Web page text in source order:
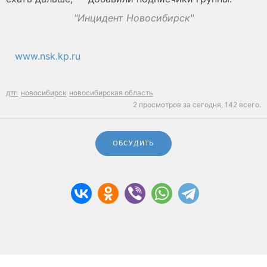
"Инцидент Новосибирск"
www.nsk.kp.ru
дтп новосибирск новосибирская область
2 просмотров за сегодня, 142 всего.
ОБСУДИТЬ